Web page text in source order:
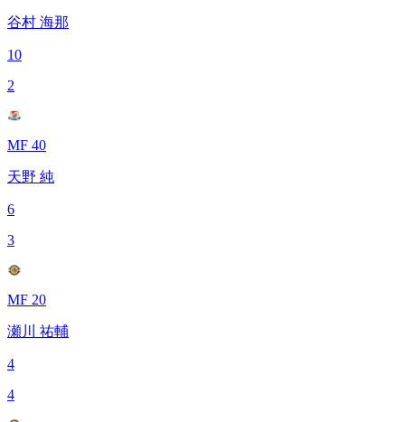
谷村 海那
10
2
MF 40
天野 純
6
3
MF 20
瀬川 祐輔
4
4